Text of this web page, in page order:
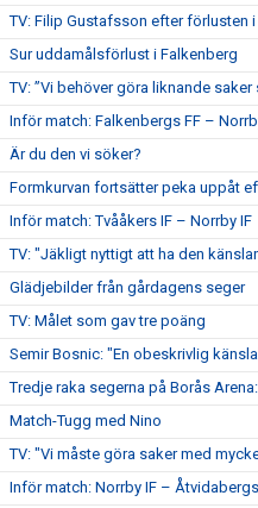
TV: Filip Gustafsson efter förlusten
Sur uddamålsförlust i Falkenberg
TV: ”Vi behöver göra liknande
Inför match: Falkenbergs FF –
Är du den vi söker?
Formkurvan fortsätter peka uppåt
Inför match: Tvååkers IF – Norrby IF
TV: "Jäkligt nyttigt att ha den
Glädjebilder från gårdagens seger
TV: Målet som gav tre poäng
Semir Bosnic: "En obeskrivlig
Tredje raka segerna på Borås
Match-Tugg med Nino
TV: "Vi måste göra saker med
Inför match: Norrby IF –